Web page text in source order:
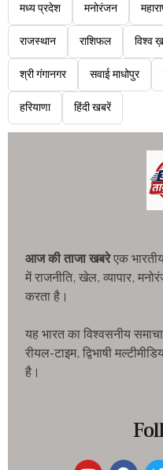
मध्य प्रदेश मनोरंजन
राजस्थान राशिफल विश्व
श्री गंगानगर सवाई माधोपुर
हरियाणा हिंदी खबरें
आज की ताजा खबरेएक
में राजनीति, खेल, व्यापार,
करता है।
यह भारत का विश्वसनीय
रीयल-टाइम, द्विभाषी
है।